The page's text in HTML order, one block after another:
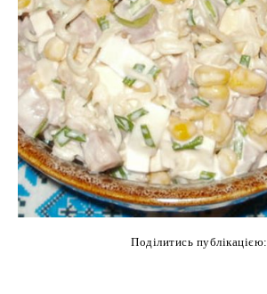
Поділитись публікацією: